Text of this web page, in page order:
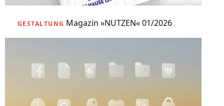
GESTALTUNG Magazin »NUTZEN« 01/2026